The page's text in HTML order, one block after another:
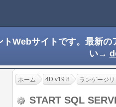
トWebサイトです。最新
い→
ホーム 4D v19.8 ランゲージ
START SQL